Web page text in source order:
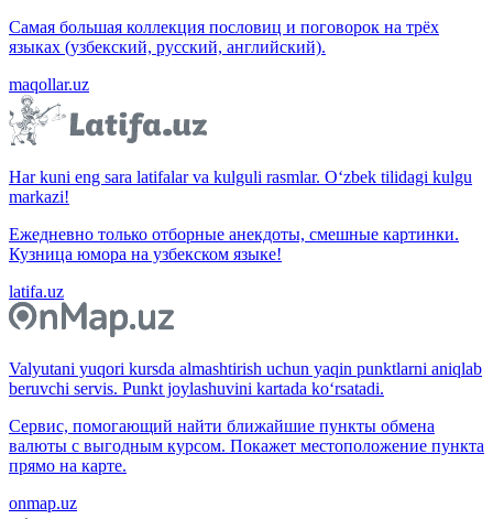
Самая большая коллекция пословиц и поговорок на трёх
языках (узбекский, русский, английский).
maqollar.uz
Har kuni eng sara latifalar va kulguli rasmlar. O‘zbek tilidagi kulgu
markazi!
Ежедневно только отборные анекдоты, смешные картинки.
Кузница юмора на узбекском языке!
latifa.uz
Valyutani yuqori kursda almashtirish uchun yaqin punktlarni aniqlab
beruvchi servis. Punkt joylashuvini kartada ko‘rsatadi.
Сервис, помогающий найти ближайшие пункты обмена
валюты с выгодным курсом. Покажет местоположение пункта
прямо на карте.
onmap.uz